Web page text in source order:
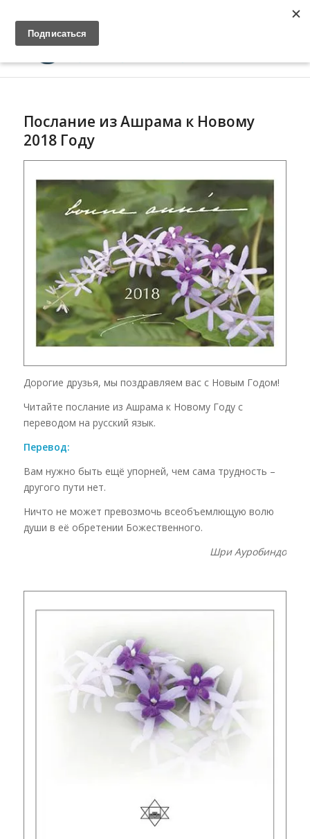
Послание из Ашрама к Новому
2018 Году
Дорогие друзья, мы поздравляем вас с Новым Годом!
Читайте послание из Ашрама к Новому Году с
переводом на русский язык.
Перевод:
Вам нужно быть ещё упорней, чем сама трудность –
другого пути нет.
Ничто не может превозмочь всеобъемлющую волю
души в её обретении Божественного.
Шри Ауробиндо